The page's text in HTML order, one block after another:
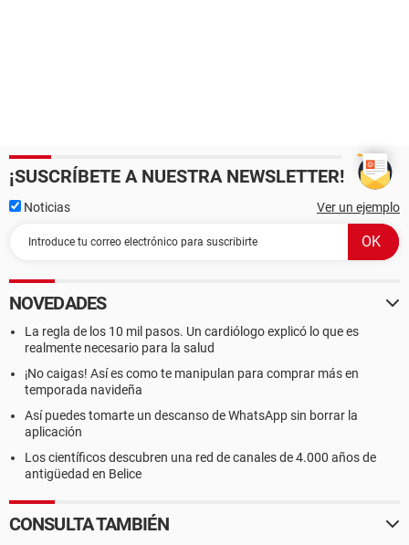
¡SUSCRÍBETE A NUESTRA NEWSLETTER!
Noticias Ver un ejemplo
NOVEDADES
La regla de los 10 mil pasos. Un cardiólogo explicó lo que es
realmente necesario para la salud
¡No caigas! Así es como te manipulan para comprar más en
temporada navideña
Así puedes tomarte un descanso de WhatsApp sin borrar la
aplicación
Los científicos descubren una red de canales de 4.000 años de
antigüedad en Belice
CONSULTA TAMBIÉN